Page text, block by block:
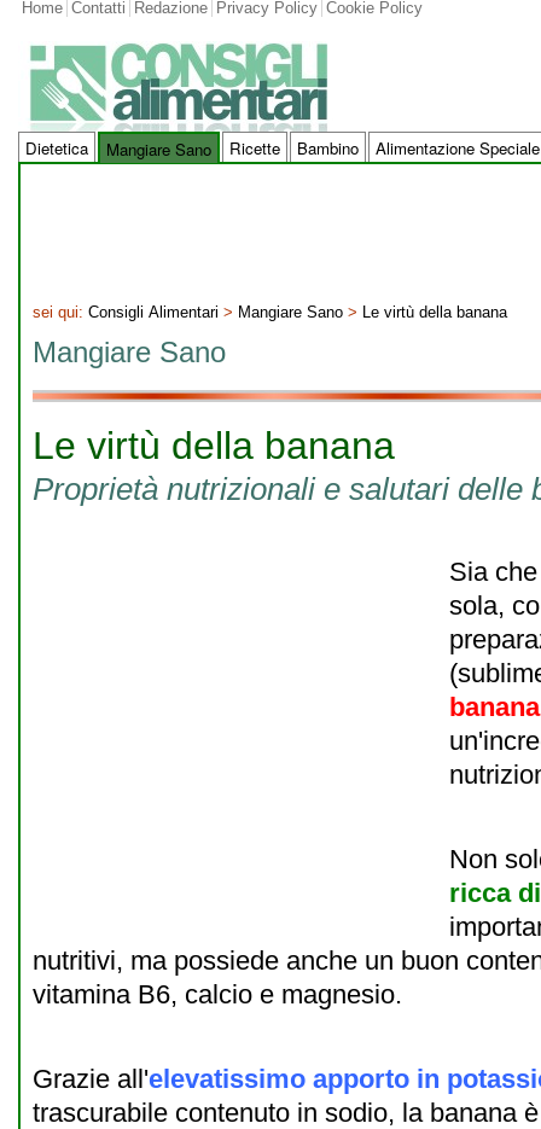
Home Contatti Redazione Privacy Policy Cookie Policy
Dietetica Mangiare Sano Ricette Bambino Alimentazione Speciale
sei qui: Consigli Alimentari > Mangiare Sano > Le virtù della banana
Mangiare Sano
Le virtù della banana
Proprietà nutrizionali e salutari delle
Sia
sola,
banana
Non
ricca
nutritivi, ma possiede anche un buon
vitamina B6, calcio e magnesio.
Grazie all'elevatissimo apporto in
trascurabile contenuto in sodio, la banana